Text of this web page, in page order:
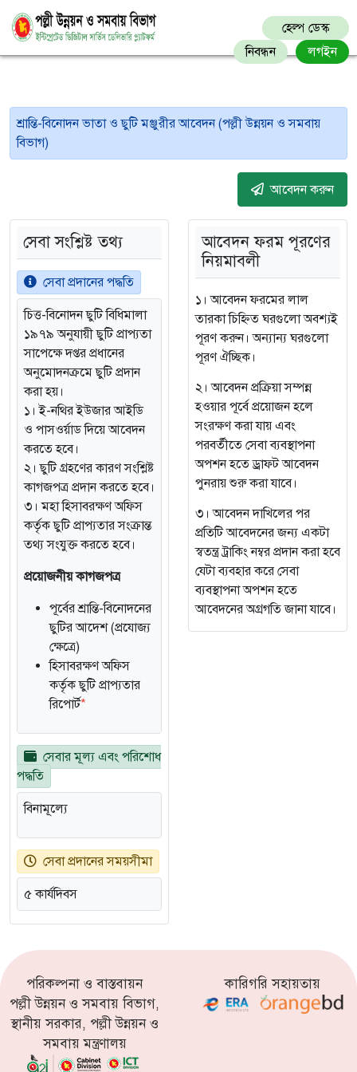
হেল্প ডেস্ক
নিবন্ধন
লগইন
শ্রান্তি-বিনোদন ভাতা ও ছুটি মঞ্জুরীর আবেদন (পল্লী উন্নয়ন ও সমবায়
বিভাগ)
আবেদন করুন
সেবা সংশ্লিষ্ট তথ্য
সেবা প্রদানের পদ্ধতি
চিত্ত-বিনোদন ছুটি বিধিমালা
১৯৭৯ অনুযায়ী ছুটি প্রাপ্যতা
সাপেক্ষে দপ্তর প্রধানের
অনুমোদনক্রমে ছুটি প্রদান
করা হয়।
১। ই-নথির ইউজার আইডি
ও পাসওর্য়াড দিয়ে আবেদন
করতে হবে।
২। ছুটি গ্রহণের কারণ সংশ্লিষ্ট
কাগজপত্র প্রদান করতে হবে।
৩। মহা হিসাবরক্ষণ অফিস
কর্তৃক ছুটি প্রাপ্যতার সংক্রান্ত
তথ্য সংযুক্ত করতে হবে।
প্রয়োজনীয় কাগজপত্র
পূর্বের শ্রান্তি-বিনোদনের
ছুটির আদেশ (প্রযোজ্য
ক্ষেত্রে)
হিসাবরক্ষণ অফিস
কর্তৃক ছুটি প্রাপ্যতার
রিপোর্ট*
সেবার মূল্য এবং পরিশোধ
পদ্ধতি
বিনামূল্যে
সেবা প্রদানের সময়সীমা
৫ কার্যদিবস
আবেদন ফরম পূরণের
নিয়মাবলী
১। আবেদন ফরমের লাল
তারকা চিহ্নিত ঘরগুলো অবশ্যই
পূরণ করুন। অন্যান্য ঘরগুলো
পূরণ ঐচ্ছিক।
২। আবেদন প্রক্রিয়া সম্পন্ন
হওয়ার পূর্বে প্রয়োজন হলে
সংরক্ষণ করা যায় এবং
পরবর্তীতে সেবা ব্যবস্থাপনা
অপশন হতে ড্রাফট আবেদন
পুনরায় শুরু করা যাবে।
৩। আবেদন দাখিলের পর
প্রতিটি আবেদনের জন্য একটা
স্বতন্ত্র ট্রাকিং নম্বর প্রদান করা হবে
যেটা ব্যবহার করে সেবা
ব্যবস্থাপনা অপশন হতে
আবেদনের অগ্রগতি জানা যাবে।
পরিকল্পনা ও বাস্তবায়ন
পল্লী উন্নয়ন ও সমবায় বিভাগ,
স্থানীয় সরকার, পল্লী উন্নয়ন ও
সমবায় মন্ত্রণালয়
কারিগরি সহায়তায়